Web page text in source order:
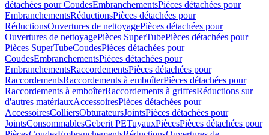
détachées pour CoudesEmbranchementsPièces détachées pour
EmbranchementsRéductionsPièces détachées pour
RéductionsOuvertures de nettoyagePièces détachées pour
Ouvertures de nettoyagePièces SuperTubePièces détachées pour
Pièces SuperTubeCoudesPièces détachées pour
CoudesEmbranchementsPièces détachées pour
EmbranchementsRaccordementsPièces détachées pour
RaccordementsRaccordements à emboîterPièces détachées pour
Raccordements à emboîterRaccordements à griffesRéductions sur
d'autres matériauxAccessoiresPièces détachées pour
AccessoiresColliersObturateursJointsPièces détachées pour
JointsConsommablesGeberit PETuyauxPiècesPièces détachées pour